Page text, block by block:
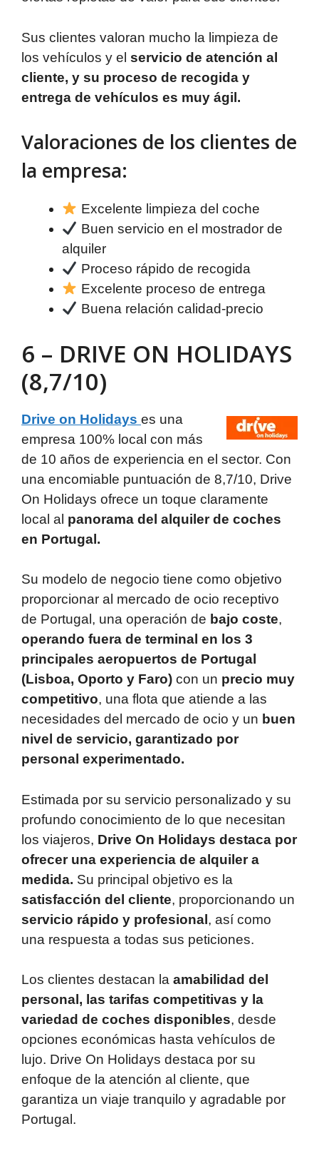
Sus clientes valoran mucho la limpieza de
los vehículos y el servicio de atención al
cliente, y su proceso de recogida y
entrega de vehículos es muy ágil.
Valoraciones de los clientes de
la empresa:
Excelente limpieza del coche
Buen servicio en el mostrador de
alquiler
Proceso rápido de recogida
Excelente proceso de entrega
Buena relación calidad-precio
6 – DRIVE ON HOLIDAYS
(8,7/10)
Drive on Holidays es una
empresa 100% local con más
de 10 años de experiencia en el sector. Con
una encomiable puntuación de 8,7/10, Drive
On Holidays ofrece un toque claramente
local al panorama del alquiler de coches
en Portugal.
Su modelo de negocio tiene como objetivo
proporcionar al mercado de ocio receptivo
de Portugal, una operación de bajo coste,
operando fuera de terminal en los 3
principales aeropuertos de Portugal
(Lisboa, Oporto y Faro) con un precio muy
competitivo, una flota que atiende a las
necesidades del mercado de ocio y un buen
nivel de servicio, garantizado por
personal experimentado.
Estimada por su servicio personalizado y su
profundo conocimiento de lo que necesitan
los viajeros, Drive On Holidays destaca por
ofrecer una experiencia de alquiler a
medida. Su principal objetivo es la
satisfacción del cliente, proporcionando un
servicio rápido y profesional, así como
una respuesta a todas sus peticiones.
Los clientes destacan la amabilidad del
personal, las tarifas competitivas y la
variedad de coches disponibles, desde
opciones económicas hasta vehículos de
lujo. Drive On Holidays destaca por su
enfoque de la atención al cliente, que
garantiza un viaje tranquilo y agradable por
Portugal.